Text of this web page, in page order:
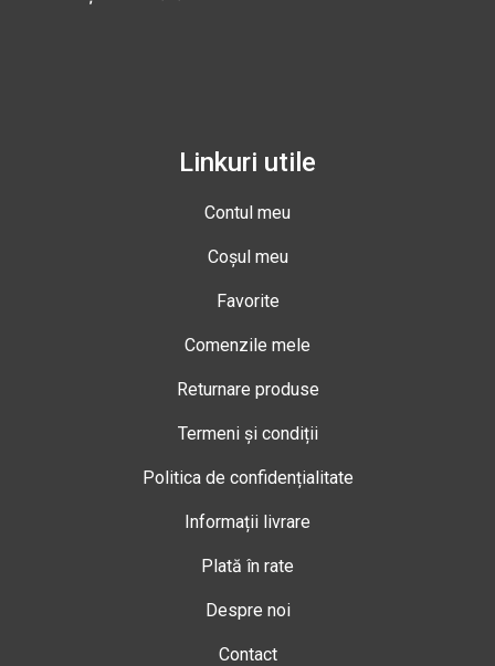
Linkuri utile
Contul meu
Coșul meu
Favorite
Comenzile mele
Returnare produse
Termeni și condiții
Politica de confidențialitate
Informații livrare
Plată în rate
Despre noi
Contact